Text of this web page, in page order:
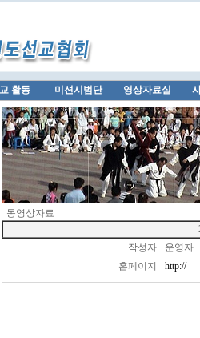
활동 미션시범단 영상자료실
동영상자료
작성자
운영자
홈페이지
http://